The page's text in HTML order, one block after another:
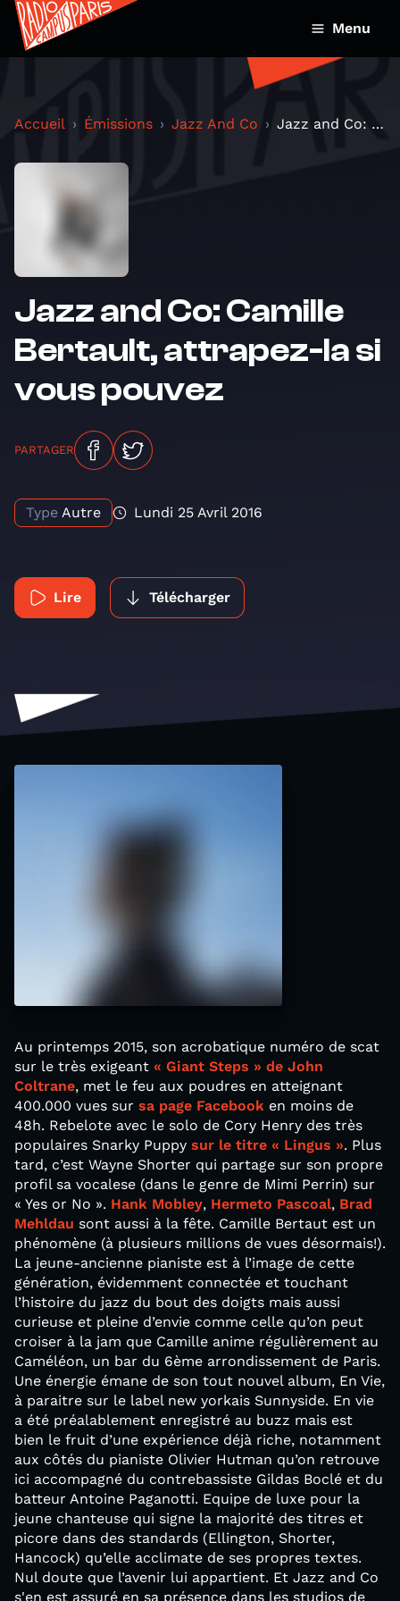
Menu
Accueil Émissions Jazz And Co Jazz and Co: Camille Bertault, attrapez-la si vous...
Jazz and Co: Camille
Bertault, attrapez-la si
vous pouvez
PARTAGER
Type Autre Lundi 25 Avril 2016
Lire Télécharger
Au printemps 2015, son acrobatique numéro de scat
sur le très exigeant « Giant Steps » de John
Coltrane, met le feu aux poudres en atteignant
400.000 vues sur sa page Facebook en moins de
48h. Rebelote avec le solo de Cory Henry des très
populaires Snarky Puppy sur le titre « Lingus ». Plus
tard, c’est Wayne Shorter qui partage sur son propre
profil sa vocalese (dans le genre de Mimi Perrin) sur
« Yes or No ». Hank Mobley, Hermeto Pascoal, Brad
Mehldau sont aussi à la fête. Camille Bertaut est un
phénomène (à plusieurs millions de vues désormais!).
La jeune-ancienne pianiste est à l’image de cette
génération, évidemment connectée et touchant
l’histoire du jazz du bout des doigts mais aussi
curieuse et pleine d’envie comme celle qu’on peut
croiser à la jam que Camille anime régulièrement au
Caméléon, un bar du 6ème arrondissement de Paris.
Une énergie émane de son tout nouvel album, En Vie,
à paraitre sur le label new yorkais Sunnyside. En vie
a été préalablement enregistré au buzz mais est
bien le fruit d’une expérience déjà riche, notamment
aux côtés du pianiste Olivier Hutman qu’on retrouve
ici accompagné du contrebassiste Gildas Boclé et du
batteur Antoine Paganotti. Equipe de luxe pour la
jeune chanteuse qui signe la majorité des titres et
picore dans des standards (Ellington, Shorter,
Hancock) qu’elle acclimate de ses propres textes.
Nul doute que l’avenir lui appartient. Et Jazz and Co
s'en est assuré en sa présence dans les studios de